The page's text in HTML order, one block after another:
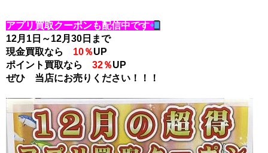
アプリ買取クーポンも配信中です
12月1日～12月30日まで
現金買取なら 10％UP
ポイント買取なら 32％UP
ぜひ 当店にお売りください！！！